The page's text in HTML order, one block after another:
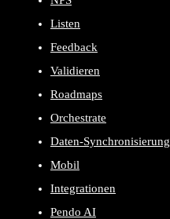
Listen
Feedback
Validieren
Roadmaps
Orchestrate
Daten-Synchronisierung
Mobil
Integrationen
Pendo AI